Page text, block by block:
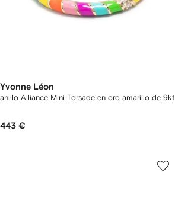
Yvonne Léon
anillo Alliance Mini Torsade en oro amarillo de 9kt
443 €